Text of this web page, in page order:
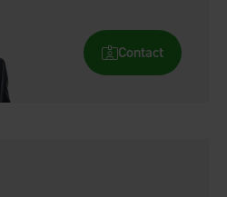
Contact